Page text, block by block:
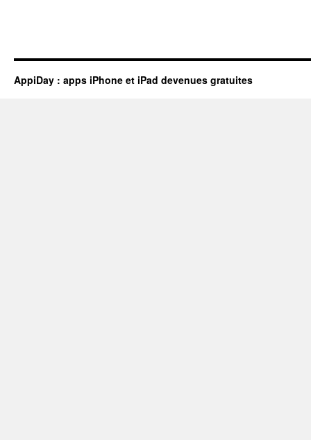
AppiDay : apps iPhone et iPad devenues gratuites